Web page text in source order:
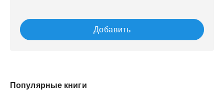
Добавить
Популярные книги